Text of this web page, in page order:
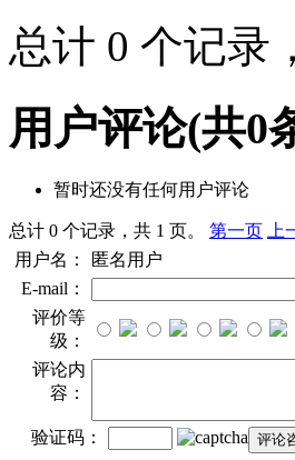
总计 0 个记录
用户评论(共0
暂时还没有任何用户评论
总计 0 个记录，共 1 页。 第一页 上
用户名：
匿名用户
E-mail：
评价等
级：
评论内
容：
验证码：